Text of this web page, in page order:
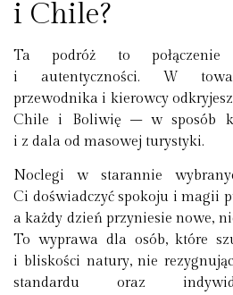
i Chile?
Ta podróż to połączenie
i autentyczności. W
przewodnika i kierowcy
Chile i Boliwię – w sposób
i z dala od masowej turystyki.
Noclegi w starannie
Ci doświadczyć spokoju i magii
a każdy dzień przyniesie nowe,
To wyprawa dla osób, które
i bliskości natury, nie
standardu oraz